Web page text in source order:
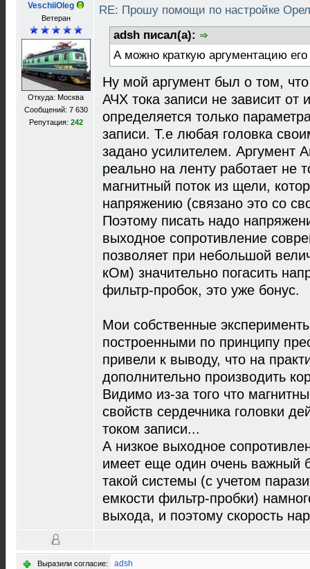
VeschiiOleg
Ветеран
Откуда: Москва
Сообщений: 7 630
Репутация: 242
RE: Прошу помощи по настройке
adsh писал(а):
А можно краткую аргументацию
Ну мой аргумент был о том,
АЧХ тока записи не зависит от
определяется только
записи. Т.е любая головка
задано усилителем. Аргумент
реально на ленту работает не
магнитный поток из щели,
напряжению (связано это со
Поэтому писать надо
выходное сопротивление
позволяет при небольшой
кОм) значительно погасить
фильтр-пробок, это уже бонус.
Мои собственные
построенными по принципу
привели к выводу, что на
дополнительно производить
Видимо из-за того что
свойств сердечника головки
током записи...
А низкое выходное
имеет еще один очень важный
такой системы (с учетом
емкости фильтр-пробки)
выхода, и поэтому скорость
Выразили согласие: adsh